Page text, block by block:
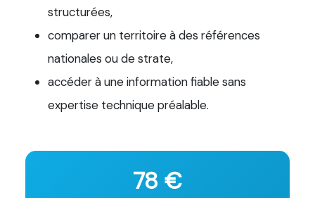
structurées,
comparer un territoire à des références
nationales ou de strate,
accéder à une information fiable sans
expertise technique préalable.
78 €